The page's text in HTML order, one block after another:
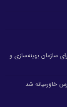
سازمان بهینه‌سازی و
خاورمیانه شد